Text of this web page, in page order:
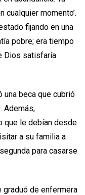
cualquier momento’.
fijando en una
pobre; era tiempo
Dios satisfaría
beca que cubrió
Además,
que le debían desde
a su familia a
para casarse
graduó de enfermera